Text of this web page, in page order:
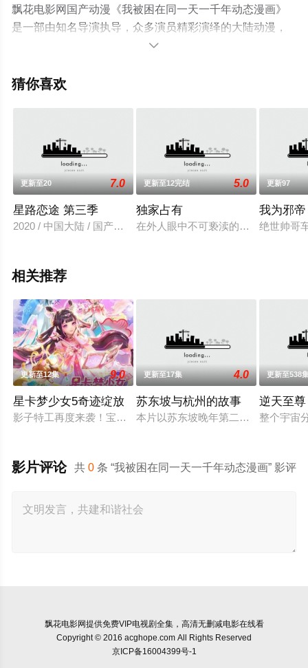
飘花电影网国产动漫《我被困在同一天一千年动态漫画》
是一部由知名导演执导，众多演员精彩演绎的大陆动漫，
手机免费观看高清未删减完整版动漫全集就上飘花影院，
了解。

猜你喜欢
更新至20 7.0
星路恋途 第三季
2020 / 中国大陆 / 国产动漫
更新至12完结 5.0
独家占有
在外人眼中不可亵渎的高贵男神，却
更新97
我为邪帝
绝世帅哥
相关推荐
更新至12集 9.0
星卡梦少女5奇迹绽放
影子特工再度来袭！宝石族精灵竟然成了关键所在！东方桃子
更新至17集 4.0
苏东坡与杭州的故事
本片以苏东坡晚年第二次赴任杭州，
更新至538
逆天至尊
整个宇宙
共0 条 “我被困在同一天一千年动态漫画” 影评
影片评论
飘花电影网提供免费VIP电视剧全集，高清无删减电影在线看
Copyright © 2016 acghope.com All Rights Reserved
京ICP备16004399号-1